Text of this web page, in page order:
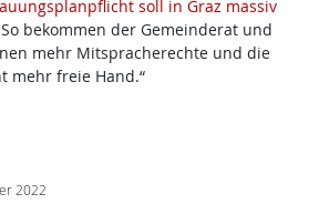
soll in Graz massiv
bekommen der Gemeinderat und
mehr Mitspracherechte und die
mehr freie Hand.“
2022